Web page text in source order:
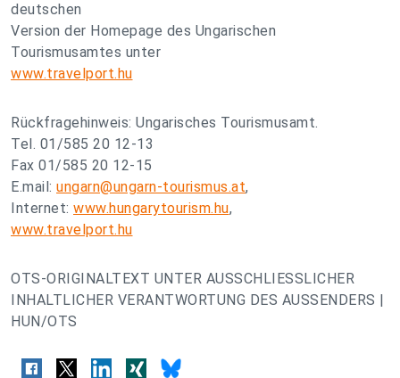
deutschen
Version der Homepage des Ungarischen
Tourismusamtes unter
www.travelport.hu
Rückfragehinweis: Ungarisches Tourismusamt.
Tel. 01/585 20 12-13
Fax 01/585 20 12-15
E.mail: ungarn@ungarn-tourismus.at,
Internet: www.hungarytourism.hu,
www.travelport.hu
OTS-ORIGINALTEXT UNTER AUSSCHLIESSLICHER
INHALTLICHER VERANTWORTUNG DES AUSSENDERS |
HUN/OTS